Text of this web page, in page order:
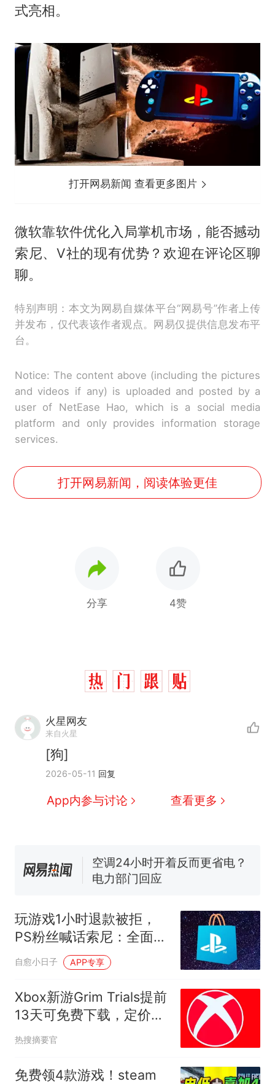
式亮相。
打开网易新闻 查看更多图片
微软靠软件优化入局掌机市场，能否撼动
索尼、V社的现有优势？欢迎在评论区聊
聊。
特别声明：本文为网易自媒体平台“网易号”作者上传
并发布，仅代表该作者观点。网易仅提供信息发布平
台。
Notice: The content above (including the pictures
and videos if any) is uploaded and posted by a
user of NetEase Hao, which is a social media
platform and only provides information storage
services.
打开网易新闻，阅读体验更佳
分享 4赞
火星网友
来自火星
[狗]
2026-05-11 回复
App内参与讨论 查看更多
因老师一句“跟我回家”改写了
人生
新 搬家报价570元，搬到楼下
空调24小时开着反而更省电？
电力部门回应
试前13名均遭淘汰？教育局：
已叫停招聘，成立调查组全面
核查
“不建议大家买深色蛋糕”上热
搜，网友：天塌了！
热 那个在床头放菜刀的女孩，
人生
玩游戏1小时退款被拒，
PS粉丝喊话索尼：全面数
字化前必须改
自愈小日子 APP专享
Xbox新游Grim Trials提前
13天可免费下载，定价20
美元却标价0元
热搜摘要官
免费领4款游戏！steam